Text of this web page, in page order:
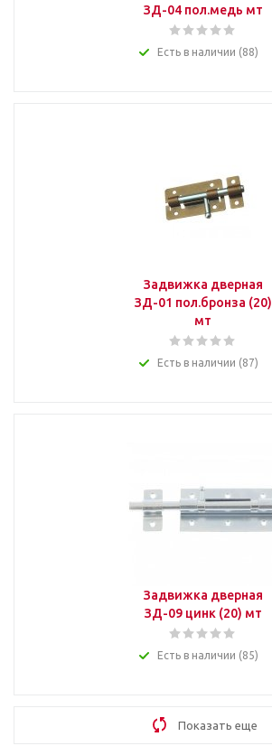
ЗД-04 пол.медь мт
Есть в наличии (88)
Задвижка дверная
ЗД-01 пол.бронза (20)
мт
Есть в наличии (87)
Задвижка дверная
ЗД-09 цинк (20) мт
Есть в наличии (85)
Показать еще